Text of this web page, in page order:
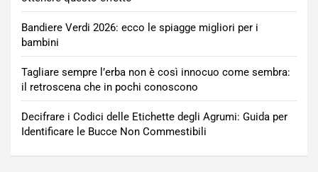
Bandiere Verdi 2026: ecco le spiagge migliori per i
bambini
Tagliare sempre l’erba non è così innocuo come sembra:
il retroscena che in pochi conoscono
Decifrare i Codici delle Etichette degli Agrumi: Guida per
Identificare le Bucce Non Commestibili